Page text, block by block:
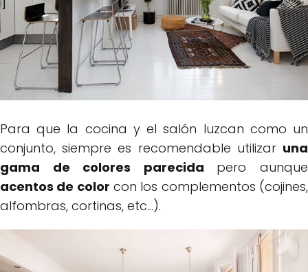
Para que la cocina y el salón luzcan como un
conjunto, siempre es recomendable utilizar una
gama de colores parecida pero aunque
acentos de color con los complementos (cojines,
alfombras, cortinas, etc...).